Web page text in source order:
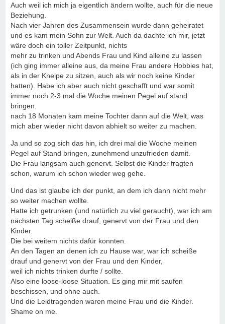
Auch weil ich mich ja eigentlich ändern wollte, auch für die neue
Beziehung.
Nach vier Jahren des Zusammensein wurde dann geheiratet
und es kam mein Sohn zur Welt. Auch da dachte ich mir, jetzt
wäre doch ein toller Zeitpunkt, nichts
mehr zu trinken und Abends Frau und Kind alleine zu lassen
(ich ging immer alleine aus, da meine Frau andere Hobbies hat,
als in der Kneipe zu sitzen, auch als wir noch keine Kinder
hatten). Habe ich aber auch nicht geschafft und war somit
immer noch 2-3 mal die Woche meinen Pegel auf stand
bringen.
nach 18 Monaten kam meine Tochter dann auf die Welt, was
mich aber wieder nicht davon abhielt so weiter zu machen.
Ja und so zog sich das hin, ich drei mal die Woche meinen
Pegel auf Stand bringen, zunehmend unzufrieden damit.
Die Frau langsam auch genervt. Selbst die Kinder fragten
schon, warum ich schon wieder weg gehe.
Und das ist glaube ich der punkt, an dem ich dann nicht mehr
so weiter machen wollte.
Hatte ich getrunken (und natürlich zu viel geraucht), war ich am
nächsten Tag scheiße drauf, genervt von der Frau und den
Kinder.
Die bei weitem nichts dafür konnten.
An den Tagen an denen ich zu Hause war, war ich scheiße
drauf und genervt von der Frau und den Kinder,
weil ich nichts trinken durfte / sollte.
Also eine loose-loose Situation. Es ging mir mit saufen
beschissen, und ohne auch.
Und die Leidtragenden waren meine Frau und die Kinder.
Shame on me.